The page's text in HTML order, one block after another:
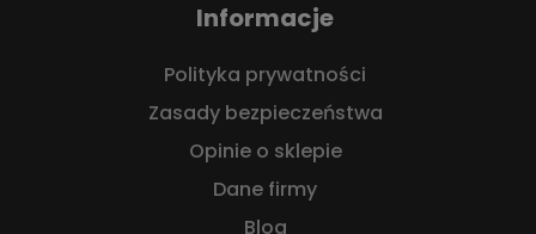
Informacje
Polityka prywatności
Zasady bezpieczeństwa
Opinie o sklepie
Dane firmy
Blog